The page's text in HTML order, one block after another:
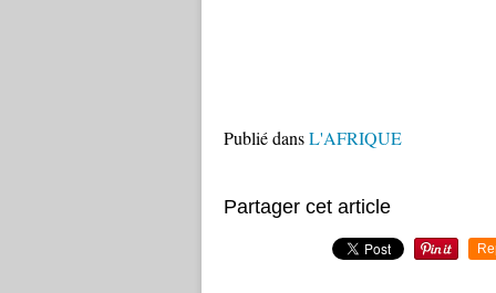
Publié dansL'AFRIQUE
Partager cet article